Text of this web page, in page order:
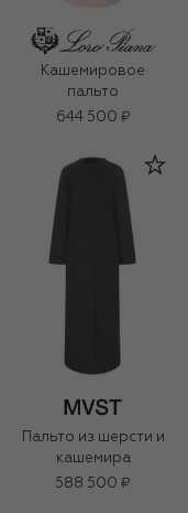
Кашемировое
пальто
644 500 ₽
Пальто из шерсти и
кашемира
588 500 ₽